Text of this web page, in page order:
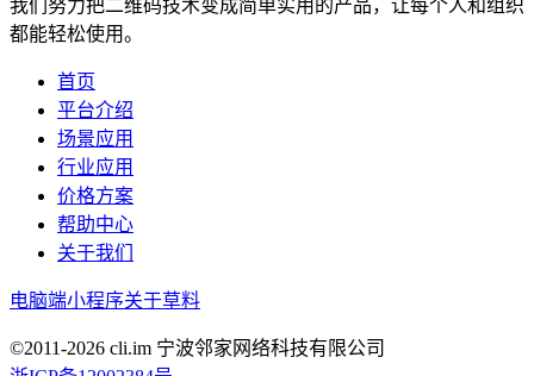
我们努力把二维码技术变成简单实用的产品，让每个人和组织
都能轻松使用。
首页
平台介绍
场景应用
行业应用
价格方案
帮助中心
关于我们
电脑端小程序关于草料
©2011-2026 cli.im 宁波邻家网络科技有限公司